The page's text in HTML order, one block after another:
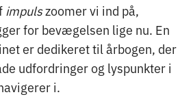
impulszoomer vi ind på,
for bevægelsen lige nu. En
er dedikeret til årbogen, der
udfordringer og lyspunkter i
i.